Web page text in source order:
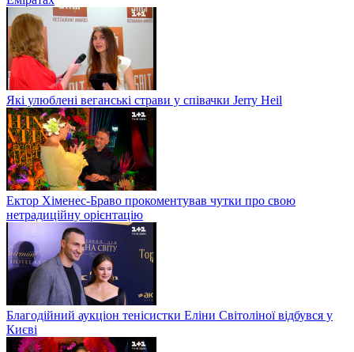
Які улюблені веганські страви у співачки Jerry Heil
Ектор Хіменес-Браво прокоментував чутки про свою
нетрадиційну орієнтацію
Благодійний аукціон тенісистки Еліни Світоліної відбувся у
Києві